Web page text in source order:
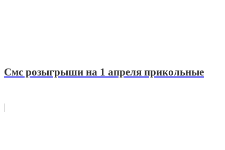
Смс розыгрыши на 1 апреля прикольные